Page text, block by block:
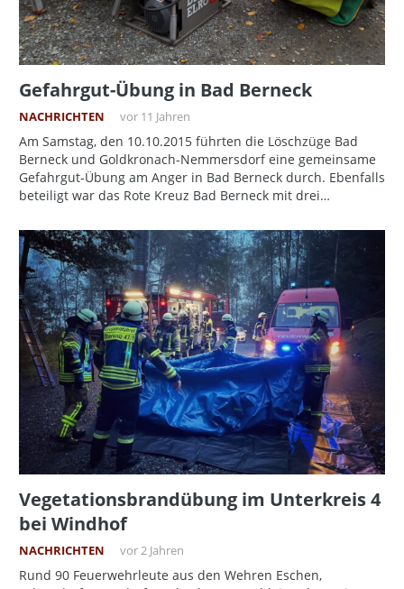
Gefahrgut-Übung in Bad Berneck
NACHRICHTEN vor 11 Jahren
Am Samstag, den 10.10.2015 führten die Löschzüge Bad
Berneck und Goldkronach-Nemmersdorf eine gemeinsame
Gefahrgut-Übung am Anger in Bad Berneck durch. Ebenfalls
beteiligt war das Rote Kreuz Bad Berneck mit drei…
Vegetationsbrandübung im Unterkreis 4
bei Windhof
NACHRICHTEN vor 2 Jahren
Rund 90 Feuerwehrleute aus den Wehren Eschen,